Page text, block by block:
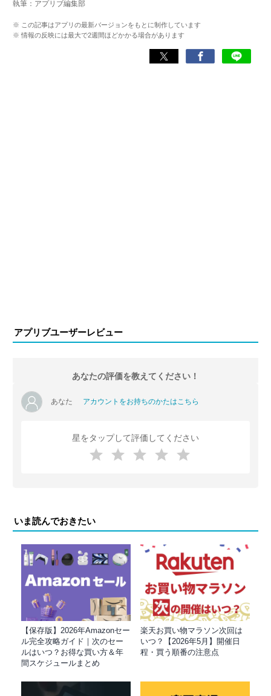
とを心がけている。
執筆：アプリブ編集部
※ この記事はアプリの最新バージョンをもとに制作しています
※ 情報の反映には最大で2週間ほどかかる場合があります
アプリブユーザーレビュー
あなたの評価を教えてください！
あなた アカウントをお持ちのかたはこちら
星をタップして評価してください
いま読んでおきたい
【保存版】2026年Amazonセー
ル完全攻略ガイド｜次のセー
ルはいつ？お得な買い方＆年
間スケジュールまとめ
楽天お買い物マラソン次回は
いつ？【2026年5月】開催日
程・買う順番の注意点